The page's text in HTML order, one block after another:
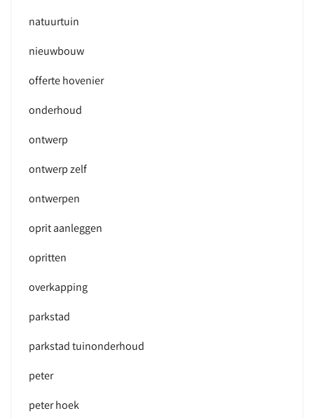
natuurtuin
nieuwbouw
offerte hovenier
onderhoud
ontwerp
ontwerp zelf
ontwerpen
oprit aanleggen
opritten
overkapping
parkstad
parkstad tuinonderhoud
peter
peter hoek